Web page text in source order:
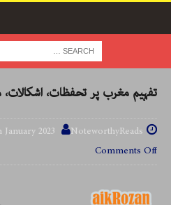
تفہیم مغرب پر تحفظات،
January 2023
NoteworthyReads رہنما تحریریں
Comments Off